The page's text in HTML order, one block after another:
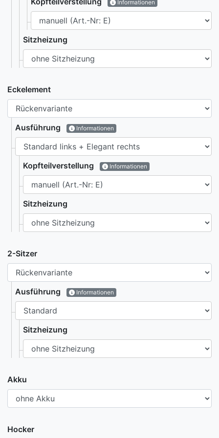
Informationen
Sitzheizung
Eckelement
Ausführung Informationen
Kopfteilverstellung Informationen
Sitzheizung
2-Sitzer
Ausführung Informationen
Sitzheizung
Akku
Hocker